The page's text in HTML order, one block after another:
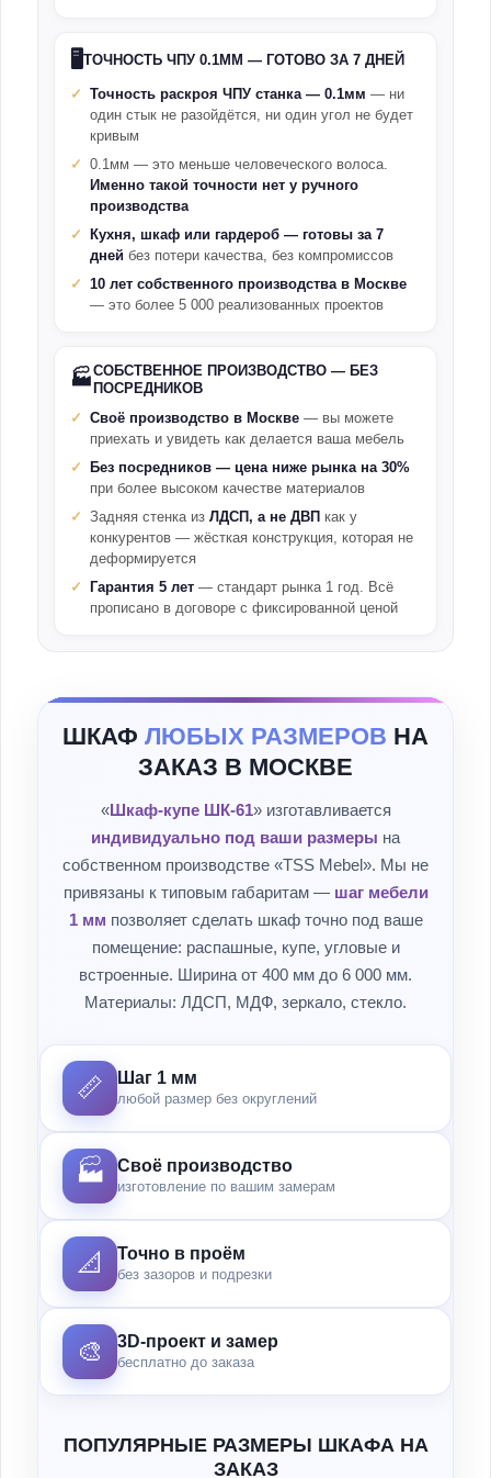
🖥️ ТОЧНОСТЬ ЧПУ 0.1ММ — ГОТОВО ЗА 7 ДНЕЙ
Точность раскроя ЧПУ станка — 0.1мм — ни
один стык не разойдётся, ни один угол не будет
кривым
0.1мм — это меньше человеческого волоса.
Именно такой точности нет у ручного
производства
Кухня, шкаф или гардероб — готовы за 7
дней без потери качества, без компромиссов
10 лет собственного производства в Москве
— это более 5 000 реализованных проектов
🏭СОБСТВЕННОЕ ПРОИЗВОДСТВО — БЕЗ
ПОСРЕДНИКОВ
Своё производство в Москве — вы можете
приехать и увидеть как делается ваша мебель
Без посредников — цена ниже рынка на 30%
при более высоком качестве материалов
Задняя стенка из ЛДСП, а не ДВП как у
конкурентов — жёсткая конструкция, которая не
деформируется
Гарантия 5 лет — стандарт рынка 1 год. Всё
прописано в договоре с фиксированной ценой
ШКАФ ЛЮБЫХ РАЗМЕРОВ НА
ЗАКАЗ В МОСКВЕ
«Шкаф-купе ШК-61» изготавливается
индивидуально под ваши размеры на
собственном производстве «TSS Mebel». Мы не
привязаны к типовым габаритам — шаг мебели
1 мм позволяет сделать шкаф точно под ваше
помещение: распашные, купе, угловые и
встроенные. Ширина от 400 мм до 6 000 мм.
Материалы: ЛДСП, МДФ, зеркало, стекло.
📏 Шаг 1 мм
любой размер без округлений
🏭 Своё производство
изготовление по вашим замерам
📐 Точно в проём
без зазоров и подрезки
🎨 3D-проект и замер
бесплатно до заказа
ПОПУЛЯРНЫЕ РАЗМЕРЫ ШКАФА НА
ЗАКАЗ